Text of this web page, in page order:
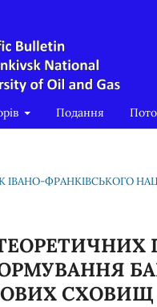
Подання
ІВАНО-ФРАНКІВСЬКОГО
СХОВИЩ